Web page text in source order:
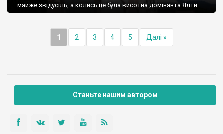
майже звідусіль, а колись це була висотна домінанта Ялти.
1 2 3 4 5 Далі »
Станьте нашим автором